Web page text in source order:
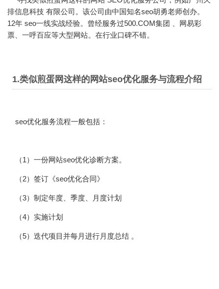
排信息科技 有限公司。该公司由中国知名seo胡勇老师创办。
12年 seo一线实战经验。曾经服务过500.COM集团 、网易彩
票、一呼百应等大型网站。在行业口碑不错。
1.类似煎蛋网这样的网站seo优化服务与流程介绍
seo优化服务流程一般包括：
（1）一份网站seo优化诊断方案。
（2）签订《seo优化合同》
（3）制定年度、季度、月度计划
（4）实施计划
（5）迭代项目并每月进行月度总结 。